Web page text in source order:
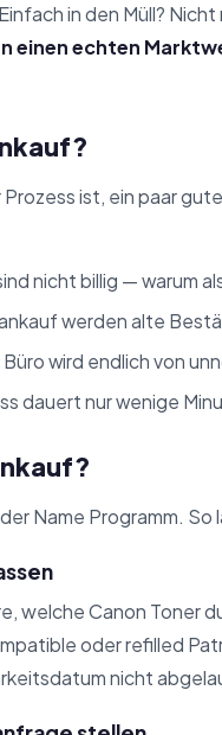
in den Müll?
einen echten
ist, ein paar
nicht billig — warum
werden alte
wird endlich von
dauert nur wenige
Name Programm. So
welche Canon Toner
oder refilled
nicht